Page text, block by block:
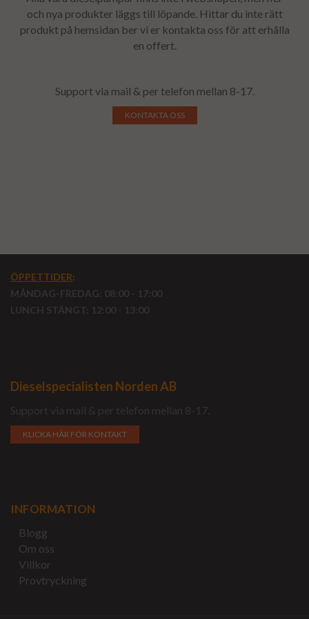
och nya produkter läggs till löpande. Hittar du inte rätt
produkt på hemsidan ber vi er kontakta oss för att erhålla
en offert.
Support via mail & per telefon mellan 8-17.
KONTAKTA OSS
ÖPPETTIDER:
MÅNDAG-FREDAG: 08:00 - 17:00
LUNCH STÄNGT: 12:00 - 13:00
Dieselspecialisten Norden AB
Support via mail & per telefon mellan 8-17.
KLICKA HÄR FÖR KONTAKT
INFORMATION
Blogg
Om oss
Villkor
Provtryckning